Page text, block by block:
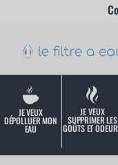
JE VEUX
DÉPOLLUER MON
EAU
JE VEUX
SUPPRIMER LES
GOÛTS ET